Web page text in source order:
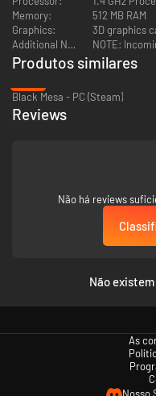
Memory:
512 MB RAM
Graphics:
3D graphics
Additional Notes:
NOTE:
Produtos similares
Black Mesa - PC (Steam)
Reviews
Não há reviews
Não
As
Nosso